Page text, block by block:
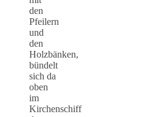
den
Pfeilern
und
den
Holzbänken,
bündelt
sich da
oben
im
Kirchenschiff